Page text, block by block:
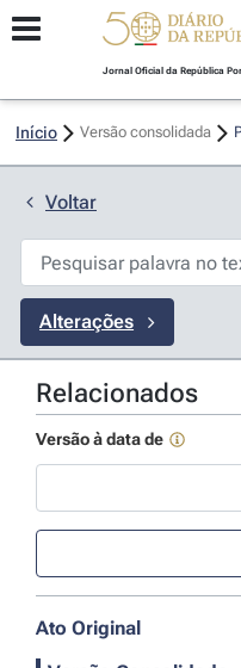
Jornal Oficial da República
Início Versão consolidada
Voltar
Alterações
Relacionados
Versão à data de
Use a tecla de seta para
Ato Original